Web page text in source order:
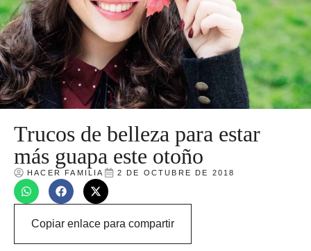
Trucos de belleza para estar
más guapa este otoño
HACER FAMILIA 2 DE OCTUBRE DE 2018
Copiar enlace para compartir